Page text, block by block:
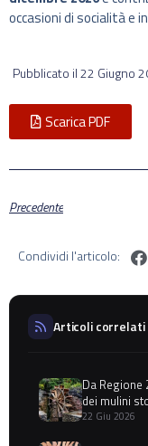
occasioni di socialità e
Pubblicato il22 Giugno
Scarica PDF
Precedente
Condividi l'articolo:
Articoli correlati
Da
dei mulini
22 Giu 2026